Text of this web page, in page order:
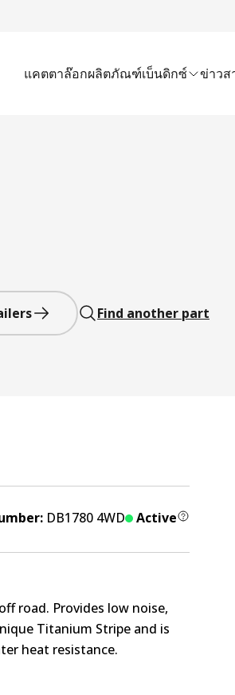
แคตตาล๊อกผลิตภัณฑ์เบ็นดิกซ์ ข่าวส
Find another part
DB1780 4WD Active
road. Provides low noise,
Titanium Stripe and is
heat resistance.